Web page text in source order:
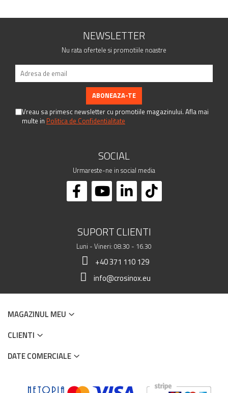
NEWSLETTER
Nu rata ofertele si promotiile noastre
Vreau sa primesc newsletter cu promotiile magazinului. Afla mai
multe in Politica de Confidentialitate
SOCIAL
Urmareste-ne in social media
SUPORT CLIENTI
Luni - Vineri: 08.30 - 16.30
+40 371 110 129
info@crosinox.eu
MAGAZINUL MEU
CLIENTI
DATE COMERCIALE